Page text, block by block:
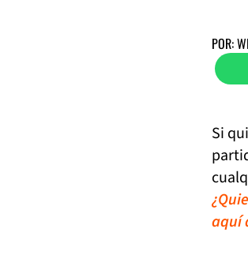
POR:
Si
aquí